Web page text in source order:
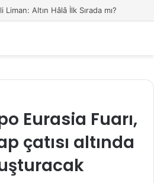
Liman: Altın Hâlâ İlk Sırada mı?
Eurasia Fuarı,
çatısı altında